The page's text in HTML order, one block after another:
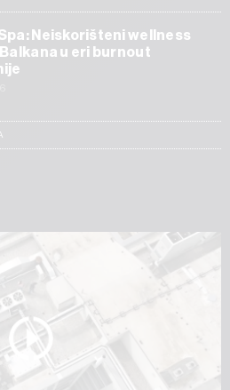
Neiskorišteni wellness
u eri burnout